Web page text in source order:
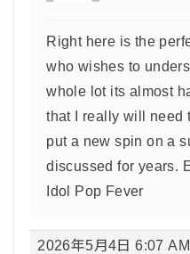
Right here is the
who wishes to
whole lot its almost
that I really will
put a new spin on a
discussed for years.
Idol Pop Fever
2026年5月4日 6:07 AM